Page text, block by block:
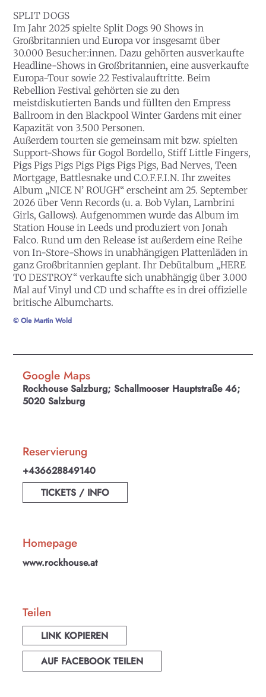
SPLIT DOGS
Im Jahr 2025 spielte Split Dogs 90 Shows in
Großbritannien und Europa vor insgesamt über
30.000 Besucher:innen. Dazu gehörten ausverkaufte
Headline-Shows in Großbritannien, eine ausverkaufte
Europa-Tour sowie 22 Festivalauftritte. Beim
Rebellion Festival gehörten sie zu den
meistdiskutierten Bands und füllten den Empress
Ballroom in den Blackpool Winter Gardens mit einer
Kapazität von 3.500 Personen.
Außerdem tourten sie gemeinsam mit bzw. spielten
Support-Shows für Gogol Bordello, Stiff Little Fingers,
Pigs Pigs Pigs Pigs Pigs Pigs Pigs, Bad Nerves, Teen
Mortgage, Battlesnake und C.O.F.F.I.N. Ihr zweites
Album „NICE N’ ROUGH“ erscheint am 25. September
2026 über Venn Records (u. a. Bob Vylan, Lambrini
Girls, Gallows). Aufgenommen wurde das Album im
Station House in Leeds und produziert von Jonah
Falco. Rund um den Release ist außerdem eine Reihe
von In-Store-Shows in unabhängigen Plattenläden in
ganz Großbritannien geplant. Ihr Debütalbum „HERE
TO DESTROY“ verkaufte sich unabhängig über 3.000
Mal auf Vinyl und CD und schaffte es in drei offizielle
britische Albumcharts.
© Ole Martin Wold
Google Maps
Rockhouse Salzburg; Schallmooser Hauptstraße 46;
5020 Salzburg
Reservierung
+436628849140
TICKETS / INFO
Homepage
www.rockhouse.at
Teilen
LINK KOPIEREN
AUF FACEBOOK TEILEN
KULTplan ABO
Kultur in Salzburg auf einen Blick
oder Musik bei uns findest du Kultur-Programm